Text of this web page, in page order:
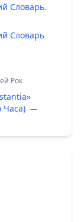
Словарь.
Словарь
Рок
Часа) —